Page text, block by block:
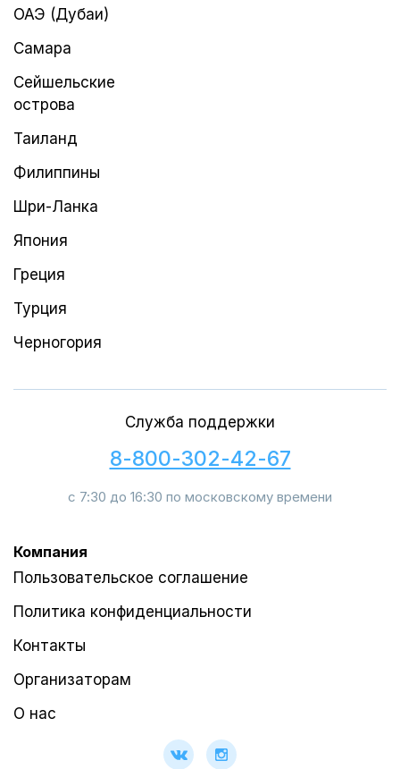
Служба поддержки
8-800-302-42-67
с 7:30 до 16:30 по московскому времени
ОАЭ (Дубаи)
Самара
Сейшельские
острова
Таиланд
Филиппины
Шри-Ланка
Япония
Греция
Турция
Черногория
Компания
Пользовательское соглашение
Политика конфиденциальности
Контакты
Организаторам
О нас